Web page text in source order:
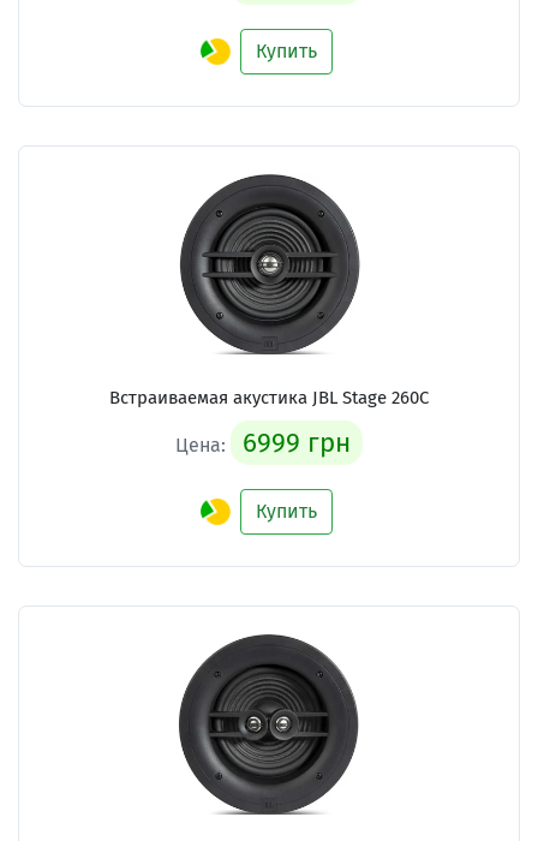
Купить
Встраиваемая акустика JBL Stage 260C
Цена: 6999 грн
Купить